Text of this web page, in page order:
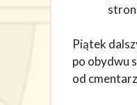
Piątek
po obydwu
od